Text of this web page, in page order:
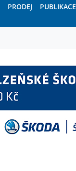
PRODEJ PUBLIKACE